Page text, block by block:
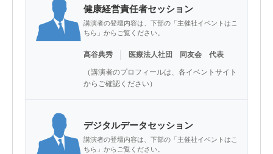
健康経営責任者セッション
講演者の登壇内容は、下部の「主催社イベントはこ
ちら」からご覧ください。
髙谷典秀 医療法人社団 同友会 代表
（講演者のプロフィールは、各イベントサイト
からご確認ください）
デジタルデータセッション
講演者の登壇内容は、下部の「主催社イベントはこ
ちら」からご覧ください。